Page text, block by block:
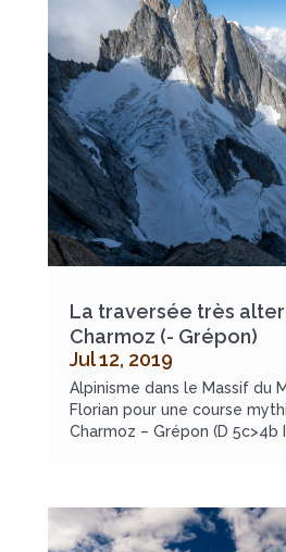
La traversée très
Charmoz (- Grépon)
Jul 12, 2019
Alpinisme dans le Massif du
Florian pour une course
Charmoz – Grépon (D 5c>4b